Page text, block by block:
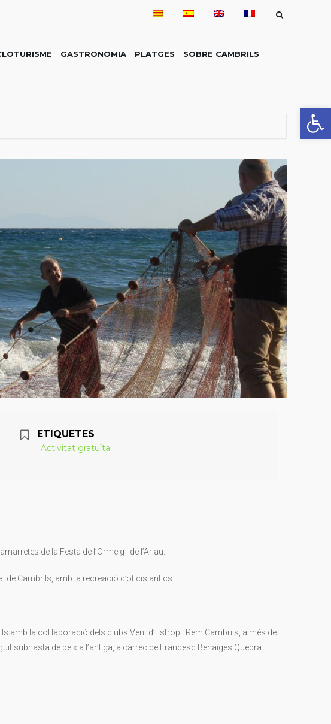
Obre
GASTRONOMIA PLATGES SOBRE CAMBRILS
ETIQUETES
Activitat gratuïta
de la Festa de l’Ormeig i de l’Arjau.
de Cambrils, amb la recreació d’oficis antics.
amb la col·laboració dels clubs Vent d’Estrop i Rem Cambrils, a més de
subhasta de peix a l’antiga, a càrrec de Francesc Benaiges Quebra.